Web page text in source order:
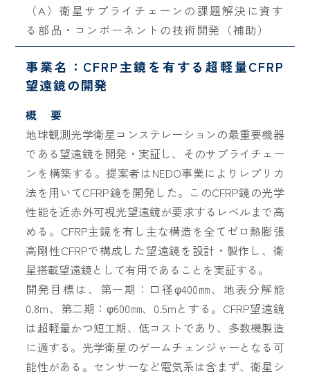
（A）衛星サプライチェーンの課題解決に資す
る部品・コンポーネントの技術開発（補助）
事業名：CFRP主鏡を有する超軽量CFRP
望遠鏡の開発
概 要
地球観測光学衛星コンステレーションの最重要機器
である望遠鏡を開発・実証し、そのサプライチェー
ンを構築する。提案者はNEDO事業によりレプリカ
法を用いてCFRP鏡を開発した。このCFRP鏡の光学
性能を近赤外可視光望遠鏡が要求するレベルまで高
める。CFRP主鏡を有し主な構造を全てゼロ熱膨張
高剛性CFRPで構成した望遠鏡を設計・製作し、衛
星搭載望遠鏡として有用であることを実証する。
開発目標は、第一期：口径φ400㎜、地表分解能
0.8m、第二期：φ600㎜、0.5mとする。CFRP望遠鏡
は超軽量かつ短工期、低コストであり、多数機製造
に適する。光学衛星のゲームチェンジャーとなる可
能性がある。センサーなど電気系は含まず、衛星シ